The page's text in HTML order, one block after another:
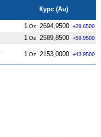
Курс (Au)
1 Oz 2694,9500 +29.6500
1 Oz 2589,8500 +59.9500
1 Oz 2153,0000 +43.9500